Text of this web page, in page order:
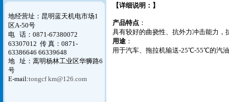
如您对我们的意见请联系告之我
们，谢谢！
地经营址：昆明蓝天机电市场1
区A-50号
电 话：0871-67380072
63307012 传 真：0871-
63386646 66339648
地 址：蒿明杨林工业区华狮路6
号
E-mail:tongcf km@126.com
【详细说明：】
产品特点 ：
具有较好的曲挠性、抗外力冲击能力，
用途 ：
用于汽车、拖拉机输送-25℃-55℃的汽